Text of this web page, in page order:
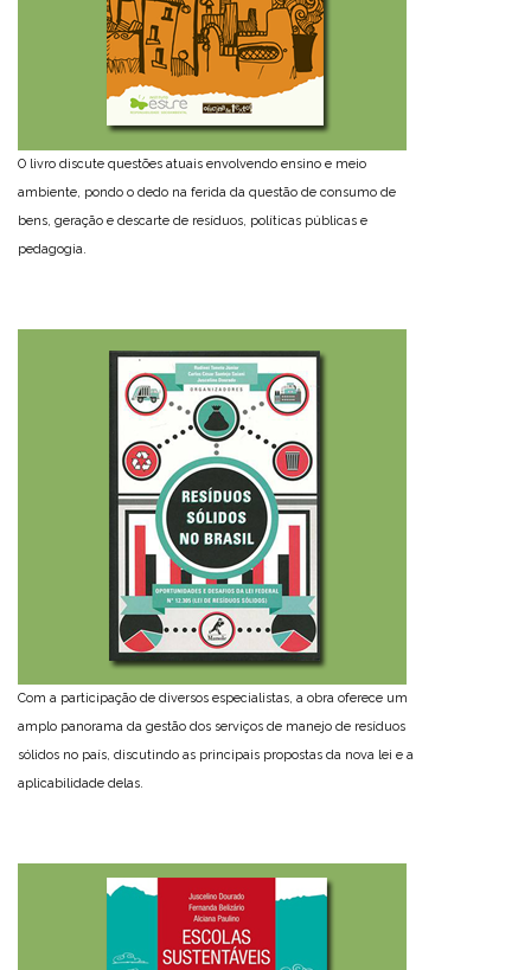
O livro discute questões atuais envolvendo ensino e meio
ambiente, pondo o dedo na ferida da questão de consumo de
bens, geração e descarte de resíduos, políticas públicas e
pedagogia.
Com a participação de diversos especialistas, a obra oferece um
amplo panorama da gestão dos serviços de manejo de resíduos
sólidos no país, discutindo as principais propostas da nova lei e a
aplicabilidade delas.